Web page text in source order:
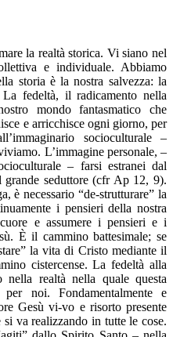
la realtà storica. Vi siano nel
e individuale. Abbiamo
storia è la nostra salvezza: la
fedeltà, il radicamento nella
mondo fantasmatico che
e arricchisce ogni giorno, per
socioculturale –
L’immagine personale, –
– farsi estranei dal
seduttore (cfr Ap 12, 9).
è necessario “de-strutturare” la
i pensieri della nostra
e assumere i pensieri e i
È il cammino battesimale; se
la vita di Cristo mediante il
cistercense. La fedeltà alla
realtà nella quale questa
noi. Fondamentalmente e
Gesù vi-vo e risorto presente
va realizzando in tutte le cose.